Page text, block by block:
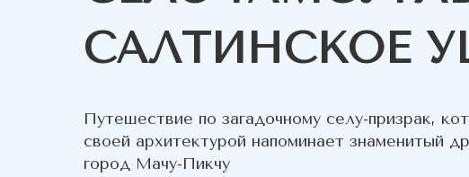
САЛТИНСКОЕ
Путешествие по загадочному селу-призрак,
своей архитектурой напоминает знаменитый
город Мачу-Пикчу